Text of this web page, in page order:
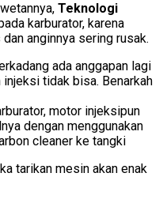
Teknologi
karburator, karena
anginnya sering rusak.
ada anggapan lagi
tidak bisa. Benarkah
motor injeksipun
dengan menggunakan
cleaner ke tangki
tarikan mesin akan enak